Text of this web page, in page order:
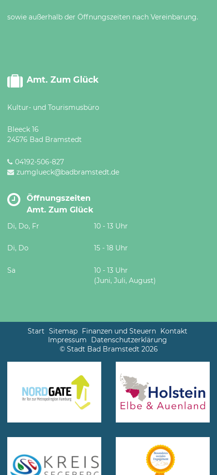
sowie außerhalb der Öffnungszeiten nach Vereinbarung.
Amt. Zum Glück
Kultur- und Tourismusbüro
Bleeck 16
24576 Bad Bramstedt
04192-506-827
zumglueck@badbramstedt.de
Öffnungszeiten
Amt. Zum Glück
Di, Do, Fr 10 - 13 Uhr
Di, Do 15 - 18 Uhr
Sa
10 - 13 Uhr
(Juni, Juli, August)
Start Sitemap Finanzen und Steuern Kontakt
Impressum
Datenschutzerklärung
© Stadt Bad Bramstedt 2026